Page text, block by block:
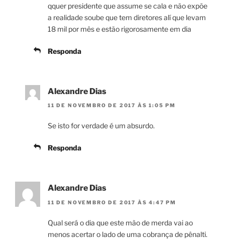
qquer presidente que assume se cala e não expõe
a realidade soube que tem diretores alí que levam
18 mil por mês e estão rigorosamente em dia
Responda
Alexandre Dias
11 DE NOVEMBRO DE 2017 ÀS 1:05 PM
Se isto for verdade é um absurdo.
Responda
Alexandre Dias
11 DE NOVEMBRO DE 2017 ÀS 4:47 PM
Qual será o dia que este mão de merda vai ao
menos acertar o lado de uma cobrança de pênalti.